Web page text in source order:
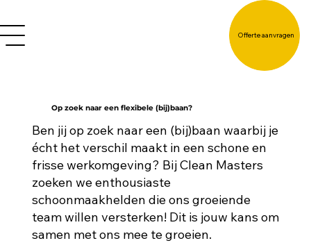
Offerte aanvragen
Op zoek naar een flexibele (bij)baan?
Ben jij op zoek naar een (bij)baan waarbij je
écht het verschil maakt in een schone en
frisse werkomgeving? Bij Clean Masters
zoeken we enthousiaste
schoonmaakhelden die ons groeiende
team willen versterken! Dit is jouw kans om
samen met ons mee te groeien.